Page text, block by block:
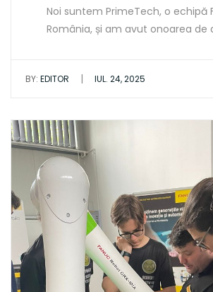
Noi suntem PrimeTech, o echipă
România, și am avut onoarea de
BY: EDITOR | IUL. 24, 2025